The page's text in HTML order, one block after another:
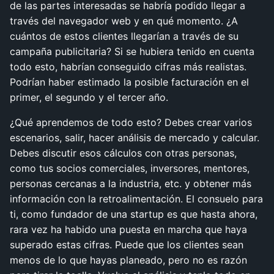
de las partes interesadas se habría podido llegar a
través del navegador web y en qué momento. ¿A
cuántos de estos clientes llegarían a través de su
campaña publicitaria? Si se hubiera tenido en cuenta
todo esto, habrían conseguido cifras más realistas.
Podrían haber estimado la posible facturación en el
primer, el segundo y el tercer año.
¿Qué aprendemos de todo esto? Debes crear varios
escenarios, salir, hacer análisis de mercado y calcular.
Debes discutir esos cálculos con otras personas,
como tus socios comerciales, inversores, mentores,
personas cercanas a la industria, etc. y obtener más
información con la retroalimentación. El consuelo para
ti, como fundador de una startup es que hasta ahora,
rara vez ha habido una puesta en marcha que haya
superado estas cifras. Puede que los clientes sean
menos de lo que hayas planeado, pero no es razón